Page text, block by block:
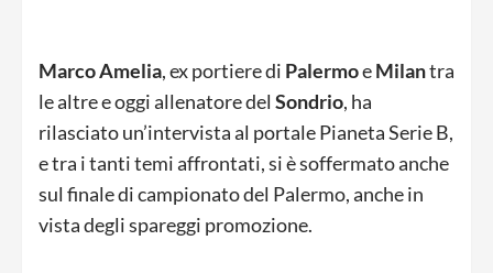
Marco Amelia, ex portiere di PalermoeMilantra
le altre e oggi allenatore del Sondrio, ha
rilasciato un’intervista al portale Pianeta Serie B,
e tra i tanti temi affrontati, si è soffermato anche
sul finale di campionato del Palermo, anche in
vista degli spareggi promozione.